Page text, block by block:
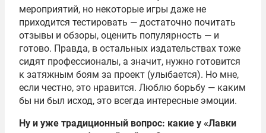
мероприятий, но некоторые игры даже не
приходится тестировать — достаточно почитать
отзывы и обзоры, оценить популярность — и
готово. Правда, в остальных издательствах тоже
сидят профессионалы, а значит, нужно готовится
к затяжным боям за проект (улыбается). Но мне,
если честно, это нравится. Люблю борьбу — каким
бы ни был исход, это всегда интересные эмоции.
Ну и уже традиционный вопрос: какие у «Лавки